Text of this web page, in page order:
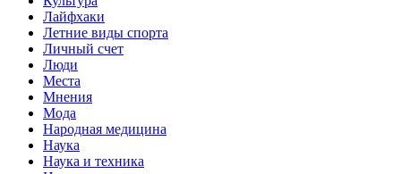
Лайфхаки
Летние виды спорта
Личный счет
Люди
Места
Мнения
Мода
Народная медицина
Наука
Наука и техника